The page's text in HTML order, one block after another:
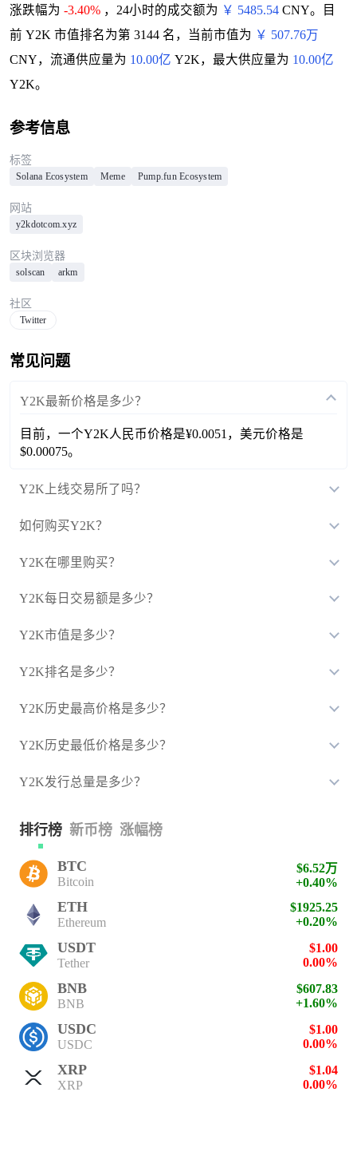
涨跌幅为 -3.40% ，24小时的成交额为 ￥ 5485.54CNY。目
前 Y2K 市值排名为第 3144 名，当前市值为 ￥ 507.76万
CNY，流通供应量为 10.00亿 Y2K，最大供应量为 10.00亿
Y2K。
参考信息
标签
Solana Ecosystem Meme Pump.fun Ecosystem
网站
y2kdotcom.xyz
区块浏览器
solscan arkm
社区
Twitter
常见问题
Y2K最新价格是多少？
目前，一个Y2K人民币价格是¥0.0051，美元价格是
$0.00075。
Y2K上线交易所了吗？
如何购买Y2K？
Y2K在哪里购买？
Y2K每日交易额是多少？
Y2K市值是多少？
Y2K排名是多少？
Y2K历史最高价格是多少？
Y2K历史最低价格是多少？
Y2K发行总量是多少？
排行榜 新币榜 涨幅榜
BTC
Bitcoin
$6.52万
+0.40%
ETH
Ethereum
$1925.25
+0.20%
USDT
Tether
$1.00
0.00%
BNB
BNB
$607.83
+1.60%
USDC
USDC
$1.00
0.00%
XRP
XRP
$1.04
0.00%